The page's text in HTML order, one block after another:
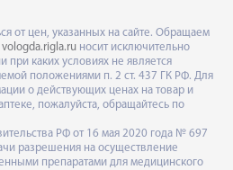
от цен, указанных на сайте. Обращаем
vologda.rigla.ru носит исключительно
при каких условиях не является
положениями п. 2 ст. 437 ГК РФ. Для
о действующих ценах на товар и
пожалуйста, обращайтесь по
РФ от 16 мая 2020 года № 697
разрешения на осуществление
препаратами для медицинского